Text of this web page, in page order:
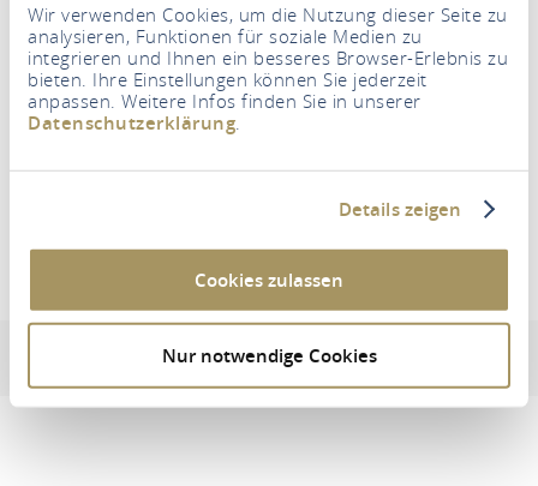
Wir verwenden Cookies, um die Nutzung dieser Seite zu
analysieren, Funktionen für soziale Medien zu
integrieren und Ihnen ein besseres Browser-Erlebnis zu
bieten. Ihre Einstellungen können Sie jederzeit
anpassen. Weitere Infos finden Sie in unserer
Datenschutzerklärung
Details zeigen
Cookies zulassen
Nur notwendige Cookies
Period
Persons
2 Adults
SEARCH FOR ACCOMMODATION
Ferienwohnungen Kürbis
Address & contact information Equipment & features